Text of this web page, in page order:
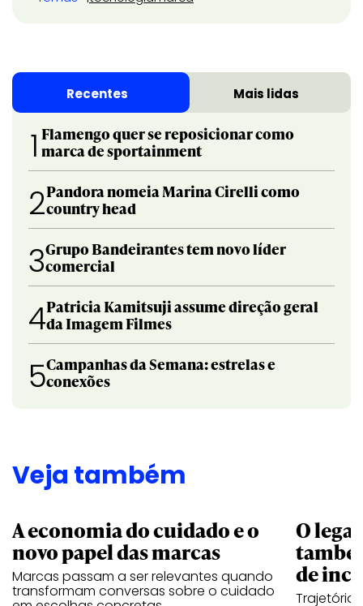
Recentes Mais lidas
1 Flamengo quer se reposicionar como
marca de sportainment
2Pandora nomeia Marina Cirelli como
country head
3Grupo Bandeirantes tem novo líder
comercial
4Patricia Kamitsuji assume direção geral
da Imagem Filmes
5Campanhas da Semana: estrelas e
conexões
Veja também
A economia do cuidado e o
novo papel das marcas
Marcas passam a ser relevantes quando
transformam conversas sobre o cuidado
O
de
Trajetória